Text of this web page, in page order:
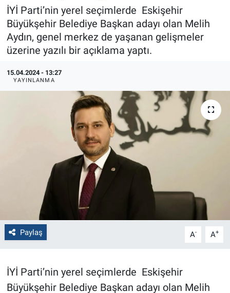
İYİ Parti’nin yerel seçimlerde Eskişehir
Büyükşehir Belediye Başkan adayı olan Melih
Aydın, genel merkez de yaşanan gelişmeler
üzerine yazılı bir açıklama yaptı.
15.04.2024 - 13:27
YAYINLANMA
Paylaş A- A+
İYİ Parti’nin yerel seçimlerde Eskişehir
Büyükşehir Belediye Başkan adayı olan Melih
Dünya
Sağlık
Alış-Veriş/İş dünyası
Röportaj
Ekonomi
Kültür Sanat
Politika
Genel
Çevre
Magazin
Son Dakika Haberleri
Haber Arşivi